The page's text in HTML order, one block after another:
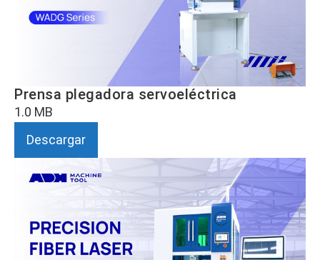
Prensa plegadora servoeléctrica
1.0 MB
Descargar